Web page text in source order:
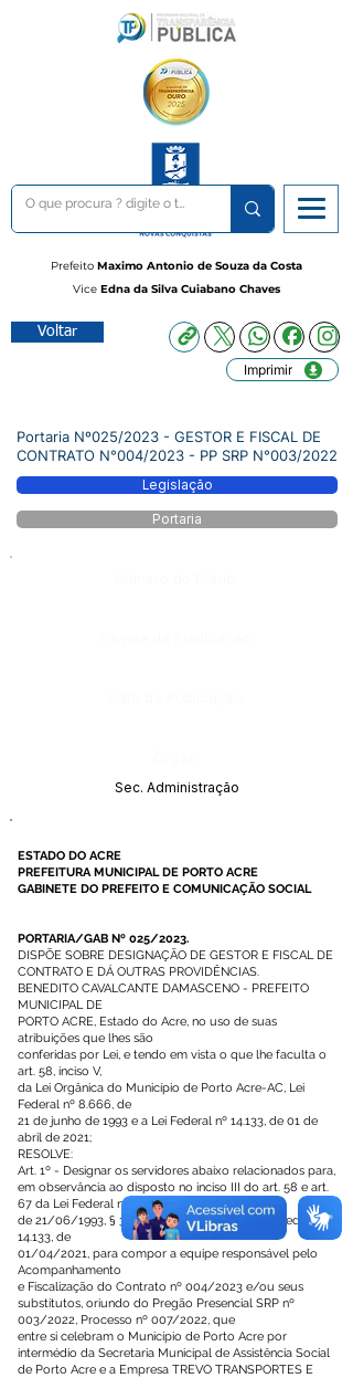
Prefeito Maximo Antonio de Souza da Costa
Vice Edna da Silva Cuiabano Chaves
Voltar
Imprimir
Portaria Nº025/2023 - GESTOR E FISCAL DE
CONTRATO N°004/2023 - PP SRP N°003/2022
Legislação
Portaria
Sec. Administração
ESTADO DO ACRE
PREFEITURA MUNICIPAL DE PORTO ACRE
GABINETE DO PREFEITO E COMUNICAÇÃO SOCIAL
PORTARIA/GAB Nº 025/2023.
DISPÕE SOBRE DESIGNAÇÃO DE GESTOR E FISCAL DE
CONTRATO E DÁ OUTRAS PROVIDÊNCIAS.
BENEDITO CAVALCANTE DAMASCENO - PREFEITO
MUNICIPAL DE
PORTO ACRE, Estado do Acre, no uso de suas
atribuições que lhes são
conferidas por Lei, e tendo em vista o que lhe faculta o
art. 58, inciso V,
da Lei Orgânica do Município de Porto Acre-AC, Lei
Federal nº 8.666, de
21 de junho de 1993 e a Lei Federal nº 14.133, de 01 de
abril de 2021;
RESOLVE:
Art. 1º - Designar os servidores abaixo relacionados para,
em observância ao disposto no inciso III do art. 58 e art.
67 da Lei Federal nº 8.666,
de 21/06/1993, § 3º do art. 7º e art. 117, da Lei Federal nº
14.133, de
01/04/2021, para compor a equipe responsável pelo
Acompanhamento
e Fiscalização do Contrato nº 004/2023 e/ou seus
substitutos, oriundo do Pregão Presencial SRP nº
003/2022, Processo nº 007/2022, que
entre si celebram o Município de Porto Acre por
intermédio da Secretaria Municipal de Assistência Social
de Porto Acre e a Empresa TREVO TRANSPORTES E